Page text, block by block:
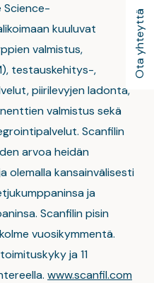
Ota yhteyttä
Science-
kuuluvat
valmistus,
testauskehitys-,
piirilevyjen ladonta,
valmistus sekä
Scanfilin
arvoa heidän
olemalla kansainvälisesti
ja
Scanfilin pisin
vuosikymmentä.
ja 11
www.scanfil.com